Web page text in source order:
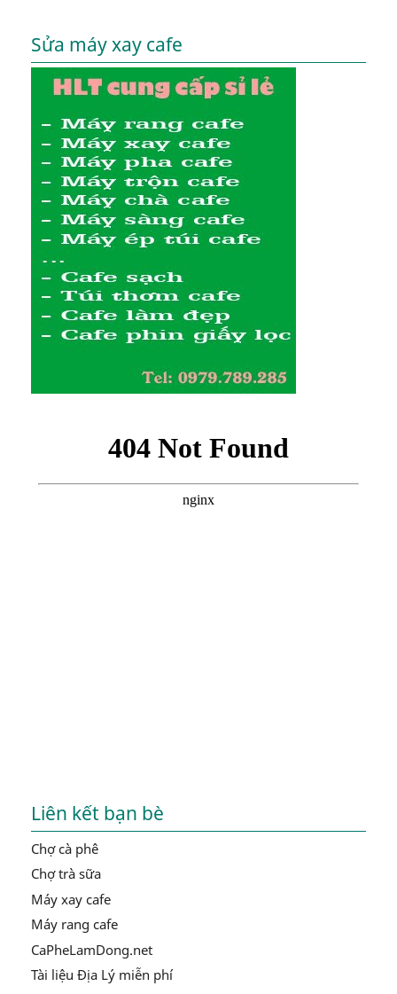
Sửa máy xay cafe
Liên kết bạn bè
Chợ cà phê
Chợ trà sữa
Máy xay cafe
Máy rang cafe
CaPheLamDong.net
Tài liệu Địa Lý miễn phí